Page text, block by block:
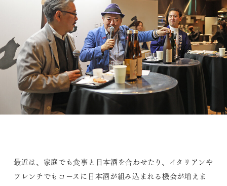
最近は、家庭でも食事と日本酒を合わせたり、イタリアンや
フレンチでもコースに日本酒が組み込まれる機会が増えま